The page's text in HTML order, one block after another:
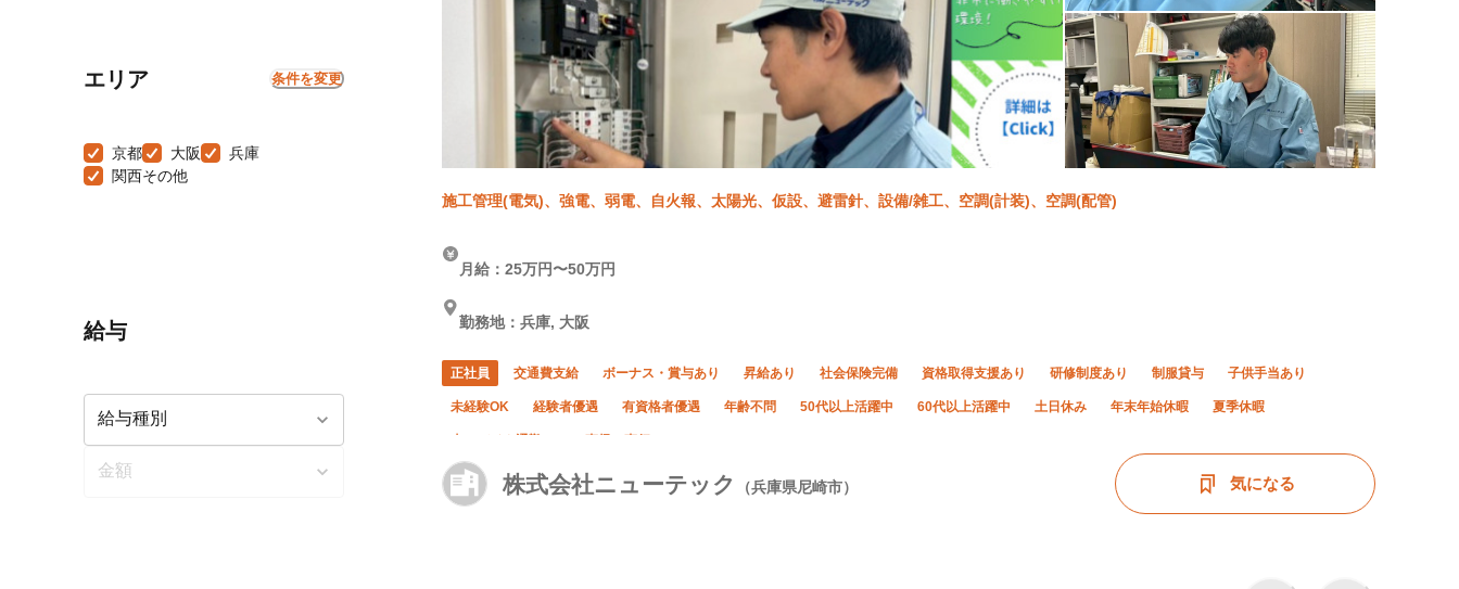
エリア 条件を変更
京都 大阪
兵庫
関西その他
給与
施工管理(電気)、強電、弱電、自火報、太陽光、仮設、避雷針、設備/雑工、空調(計装)、空調(配管)
株式会社ニューテック （兵庫県尼崎市）
月給：25万円〜50万円
勤務地：兵庫, 大阪
正社員 交通費支給 ボーナス・賞与あり 昇給あり 社会保険完備 資格取得支援あり 研修制度あり 制服貸与 子供手当あり
未経験OK 経験者優遇 有資格者優遇 年齢不問 50代以上活躍中 60代以上活躍中 土日休み 年末年始休暇 夏季休暇
気になる